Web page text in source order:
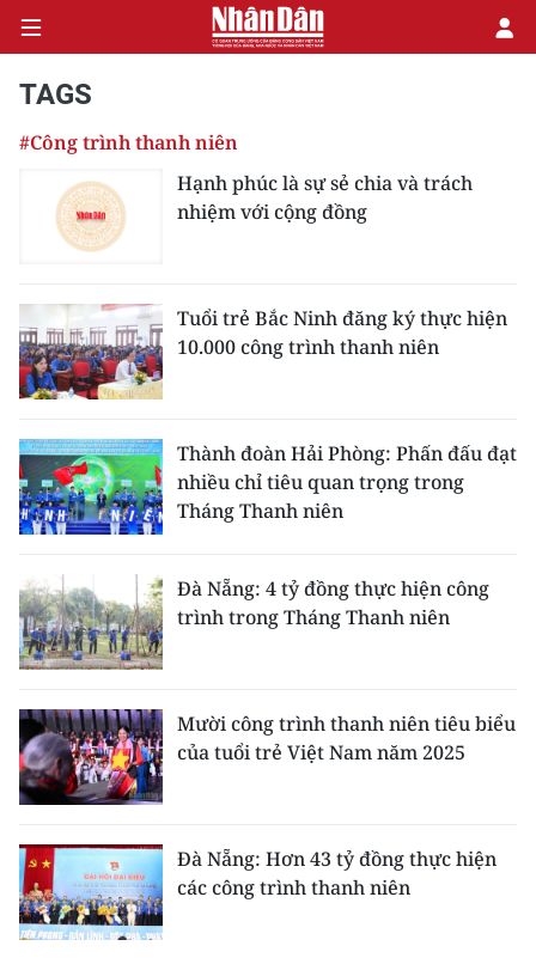
KINH TẾ
XÃ HỘI
PHÁP LUẬT
DU LỊCH
THẾ GIỚI
GIÁO DỤC
KHOA HỌC - CÔNG NGHỆ
MÔI TRƯỜNG
BẠN ĐỌC
KIỂM CHỨNG THÔNG TIN
TAGS
#Công trình thanh niên
Hạnh phúc là sự sẻ chia và trách
nhiệm với cộng đồng
Tuổi trẻ Bắc Ninh đăng ký thực hiện
10.000 công trình thanh niên
Thành đoàn Hải Phòng: Phấn đấu đạt
nhiều chỉ tiêu quan trọng trong
Tháng Thanh niên
Đà Nẵng: 4 tỷ đồng thực hiện công
trình trong Tháng Thanh niên
Mười công trình thanh niên tiêu biểu
của tuổi trẻ Việt Nam năm 2025
Đà Nẵng: Hơn 43 tỷ đồng thực hiện
các công trình thanh niên